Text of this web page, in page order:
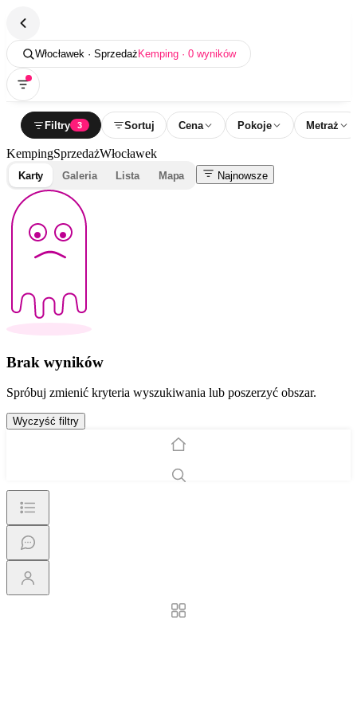
Włocławek · Sprzedaż Kemping · 0 wyników
Filtry 3 Sortuj Cena Pokoje Metraż
KempingSprzedażWłocławek
Karty Galeria Lista Mapa Najnowsze
Brak wyników
Spróbuj zmienić kryteria wyszukiwania lub poszerzyć obszar.
Wyczyść filtry